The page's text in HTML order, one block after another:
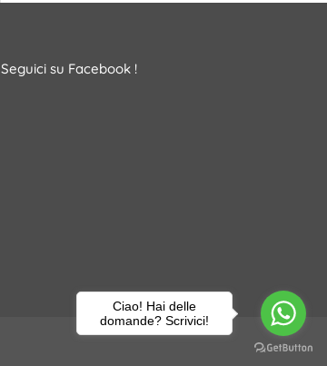
Seguici su Facebook !
Ciao! Hai delle
domande? Scrivici!